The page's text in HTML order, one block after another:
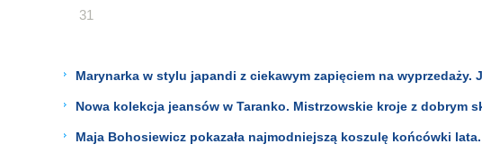
31
Marynarka w stylu japandi z ciekawym zapięciem na
Nowa kolekcja jeansów w Taranko. Mistrzowskie kroje z dobrym
Maja Bohosiewicz pokazała najmodniejszą koszulę końcówki